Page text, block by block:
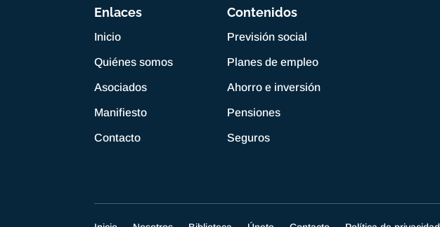
Enlaces
Inicio
Quiénes somos
Asociados
Manifiesto
Contacto
Contenidos
Previsión social
Planes de empleo
Ahorro e inversión
Pensiones
Seguros